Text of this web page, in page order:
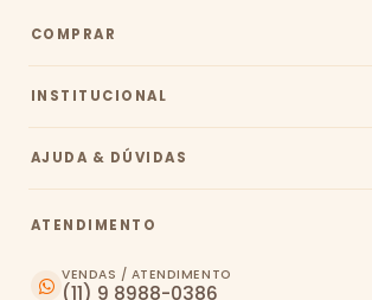
COMPRAR
INSTITUCIONAL
AJUDA & DÚVIDAS
ATENDIMENTO
VENDAS / ATENDIMENTO
(11) 9 8988-0386